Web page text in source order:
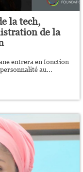
la tech,
de la
entrera en fonction
au...